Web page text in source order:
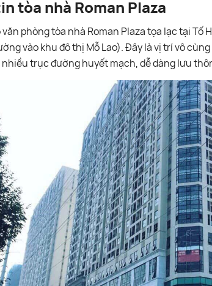
tòa nhà Roman Plaza
phòng tòa nhà Roman Plaza tọa lạc tại
vào khu đô thị Mỗ Lao). Đây là vị trí vô
trục đường huyết mạch, dễ dàng lưu